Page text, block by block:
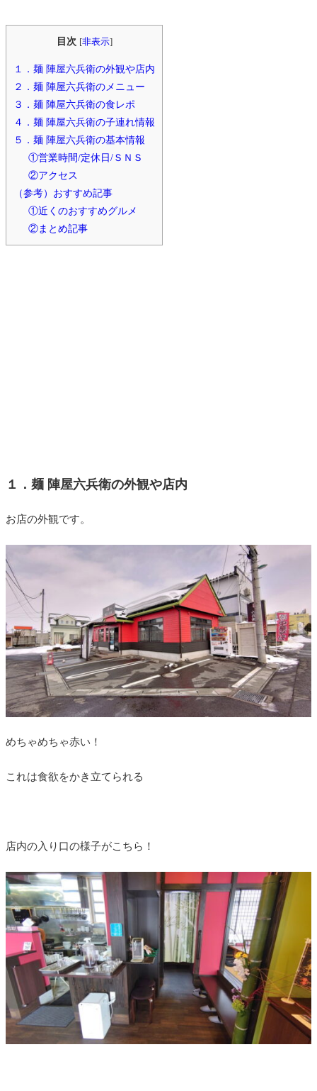
目次 [非表示]
１．麺 陣屋六兵衛の外観や店内
２．麺 陣屋六兵衛のメニュー
３．麺 陣屋六兵衛の食レポ
４．麺 陣屋六兵衛の子連れ情報
５．麺 陣屋六兵衛の基本情報
①営業時間/定休日/ＳＮＳ
②アクセス
（参考）おすすめ記事
①近くのおすすめグルメ
②まとめ記事
１．麺 陣屋六兵衛の外観や店内
お店の外観です。
めちゃめちゃ赤い！
これは食欲をかき立てられる
店内の入り口の様子がこちら！